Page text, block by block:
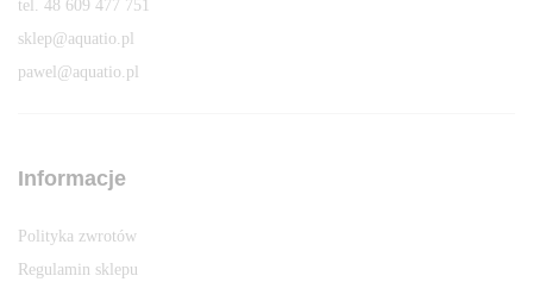
tel. 48 609 477 751
sklep@aquatio.pl
pawel@aquatio.p
Informacje
Polityka zwrotów
Regulamin sklepu